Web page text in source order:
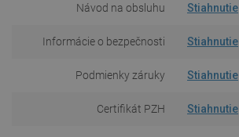
Návod na obsluhu Stiahnutie
Informácie o bezpečnosti Stiahnutie
Podmienky záruky Stiahnutie
Certifikát PZH Stiahnutie